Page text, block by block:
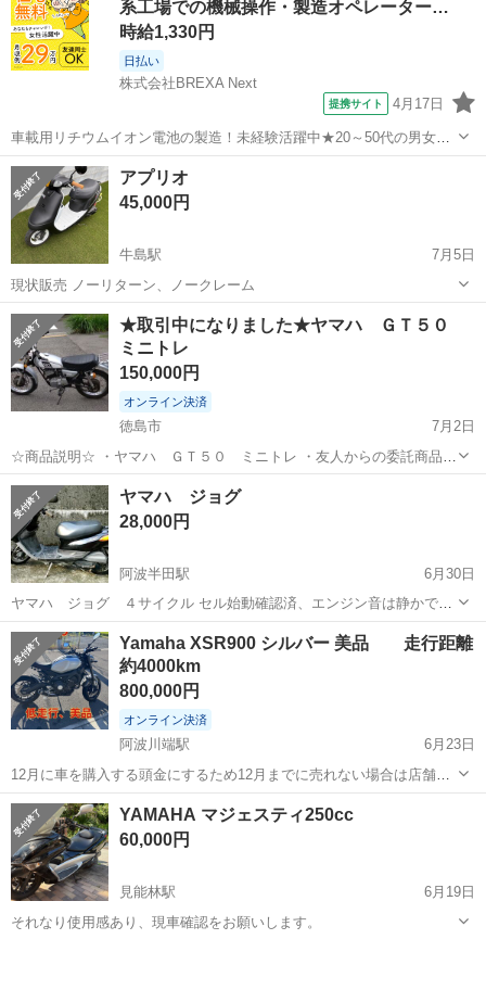
市にあります
系工場での機械操作・製造オペレーター…
時給1,330円
日払い
株式会社BREXA Next
提携サイト 4月17日
車載用リチウムイオン電池の製造！未経験活躍中★20～50代の男女活
躍中！寮費無料★備品付き1R寮完備！自宅からマイカー通勤OK！無料
駐車場完備◎正社員登用制度あり！《徳島県板野郡松茂町》 人気の工
場のお仕事 ◇車載用リチウ...
徳島 その他
アプリオ
45,000円
牛島駅
7月5日
現状販売 ノーリターン、ノークレーム
徳島 吉野川市 牛島駅 ヤマハ
★取引中になりました★ヤマハ ＧＴ５０
ミニトレ
150,000円
オンライン決済
徳島市
7月2日
☆商品説明☆ ・ヤマハ ＧＴ５０ ミニトレ ・友人からの委託商品に
なります。 ・今年５月に購入して近隣等を走行していたようですが諸
事情で手放すようです。 ・自賠責保険満期日 令和１０年７月 ・サー
ビスマニュアル ...
徳島 徳島市 ミニトレ
ヤマハ ジョグ
28,000円
阿波半田駅
6月30日
ヤマハ ジョグ ４サイクル セル始動確認済、エンジン音は静かで異
音は感じられません。 タイヤの山は前後共に７部程度（個人主観） 外
装の割れは見当たりませんが、メーター周りのカウルに若干隙間（写
真5枚目）があります。 現状で即...
徳島 美馬郡 阿波半田駅 ヤマハ
Yamaha XSR900 シルバー 美品 走行距離
約4000km
800,000円
オンライン決済
阿波川端駅
6月23日
12月に車を購入する頭金にするため12月までに売れない場合は店舗の
買取に持って行く予定です 気になる方はお早めにお声がけください
YAMAHA XSR900 乗る機会がほとんどないため出品しました。 立ち
転けもなく、倉庫...
徳島 板野郡
YAMAHA マジェスティ250cc
60,000円
見能林駅
6月19日
それなり使用感あり、現車確認をお願いします。